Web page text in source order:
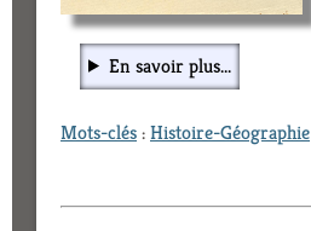
En savoir plus...
Mots-clés:Histoire-Géographie